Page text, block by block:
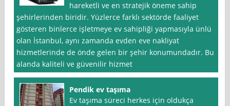
hareketli ve en stratejik öneme sahip
şehirlerinden biridir. Yüzlerce farklı sektörde faaliyet
gösteren binlerce işletmeye ev sahipliği yapmasıyla ünlü
olan İstanbul, aynı zamanda evden eve nakliyat
hizmetlerinde de önde gelen bir şehir konumundadır. Bu
alanda kaliteli ve güvenilir hizmet
Pendik ev taşıma
Ev taşıma süreci herkes için oldukça